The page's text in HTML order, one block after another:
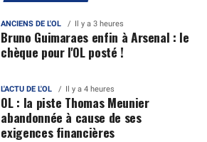
ANCIENS DE L'OL Il y a 3 heures
Bruno Guimaraes enfin à Arsenal : le
chèque pour l'OL posté !
L'ACTU DE L'OL Il y a 4 heures
OL : la piste Thomas Meunier
abandonnée à cause de ses
exigences financières